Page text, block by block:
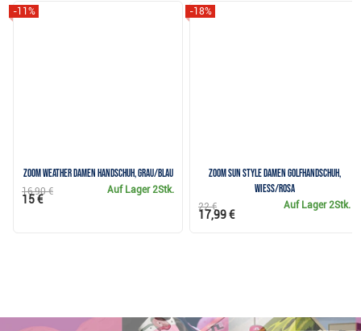
Zoom Weather Damen Handschuh, grau/blau
-11%
Auf Lager2Stk.
16,90 €
15 €
Zoom Sun Style Damen Golfhandschuh,
wiess/rosa
-18%
Auf Lager2Stk.
22 €
17,99 €